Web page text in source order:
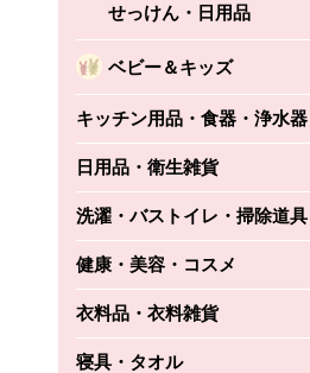
せっけん・日用品
ベビー＆キッズ
キッチン用品・食器・浄水器
日用品・衛生雑貨
洗濯・バストイレ・掃除道具
健康・美容・コスメ
衣料品・衣料雑貨
寝具・タオル